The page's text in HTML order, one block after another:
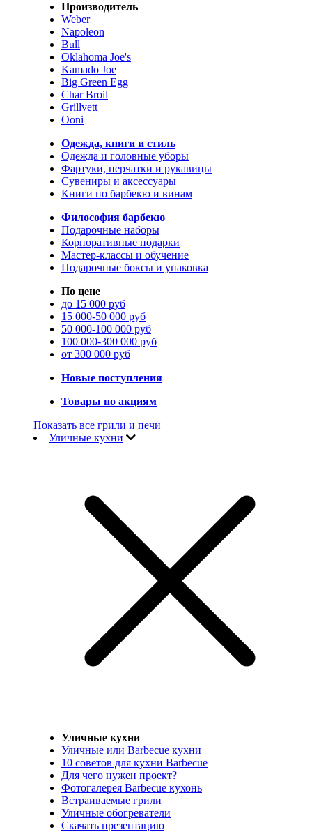
Производитель
Weber
Napoleon
Bull
Oklahoma Joe's
Kamado Joe
Big Green Egg
Char Broil
Grillvett
Ooni
Одежда, книги и стиль
Одежда и головные уборы
Фартуки, перчатки и рукавицы
Сувениры и аксессуары
Книги по барбекю и винам
Философия барбекю
Подарочные наборы
Корпоративные подарки
Мастер-классы и обучение
Подарочные боксы и упаковка
По цене
до 15 000 руб
15 000-50 000 руб
50 000-100 000 руб
100 000-300 000 руб
от 300 000 руб
Новые поступления
Товары по акциям
Показать все грили и печи
Уличные кухни
Уличные кухни
Уличные или Barbecue кухни
10 советов для кухни Barbecue
Для чего нужен проект?
Фотогалерея Barbecue кухонь
Встраиваемые грили
Уличные обогреватели
Скачать презентацию